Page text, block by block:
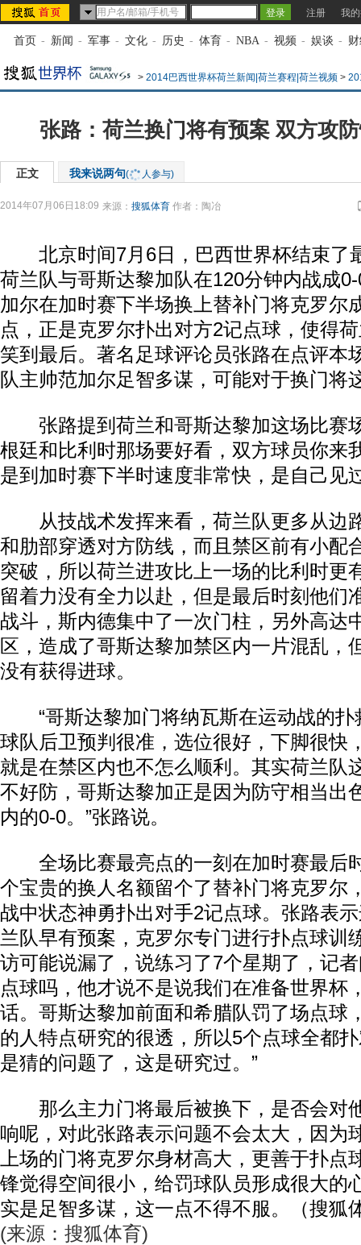
注册 我
首页 - 新闻 - 军事 - 文化 - 历史 - 体育 - NBA - 视频 - 娱谈 -
> 2014巴西世界杯荷兰新闻|荷兰赛程|荷兰视频 >
张路：荷兰换门将有预案 双方攻
正文 我来说两句( 人参与)
2014年07月06日18:09 来源： 搜狐体育 作者：陶冶
北京时间7月6日，巴西世界杯结束了
荷兰队与哥斯达黎加队在120分钟内战成
加尔在加时赛下半场换上替补门将克罗尔
点，正是克罗尔扑出对方2记点球，使得
笑到最后。著名足球评论员张路在点评本
队主帅范加尔足智多谋，可能对于换门将
张路提到荷兰和哥斯达黎加这场比赛
根廷和比利时那场要好看，双方球员你来
是到加时赛下半时速度非常快，是自己见
从技战术发挥来看，荷兰队更多从边
和肋部穿透对方防线，而且禁区前有小配
突破，所以荷兰进攻比上一场的比利时更
留着力没有全力以赴，但是最后时刻他们
战斗，斯内德集中了一次门柱，另外高达
区，造成了哥斯达黎加禁区内一片混乱，
没有获得进球。
“哥斯达黎加门将纳瓦斯在运动战的扑
球队后卫预判很准，选位很好，下脚很快
就是在禁区内也不怎么顺利。其实荷兰队
不好防，哥斯达黎加正是因为防守相当出
内的0-0。”张路说。
全场比赛最亮点的一刻在加时赛最后
个宝贵的换人名额留个了替补门将克罗尔
战中状态神勇扑出对手2记点球。张路表
兰队早有预案，克罗尔专门进行扑点球训
访可能说漏了，说练习了7个星期了，记
点球吗，他才说不是说我们在准备世界杯
话。哥斯达黎加前面和希腊队罚了场点球
的人特点研究的很透，所以5个点球全都
是猜的问题了，这是研究过。”
那么主力门将最后被换下，是否会对
响呢，对此张路表示问题不会太大，因为
上场的门将克罗尔身材高大，更善于扑点
锋觉得空间很小，给罚球队员形成很大的
实是足智多谋，这一点不得不服。（搜狐
(来源：搜狐体育)